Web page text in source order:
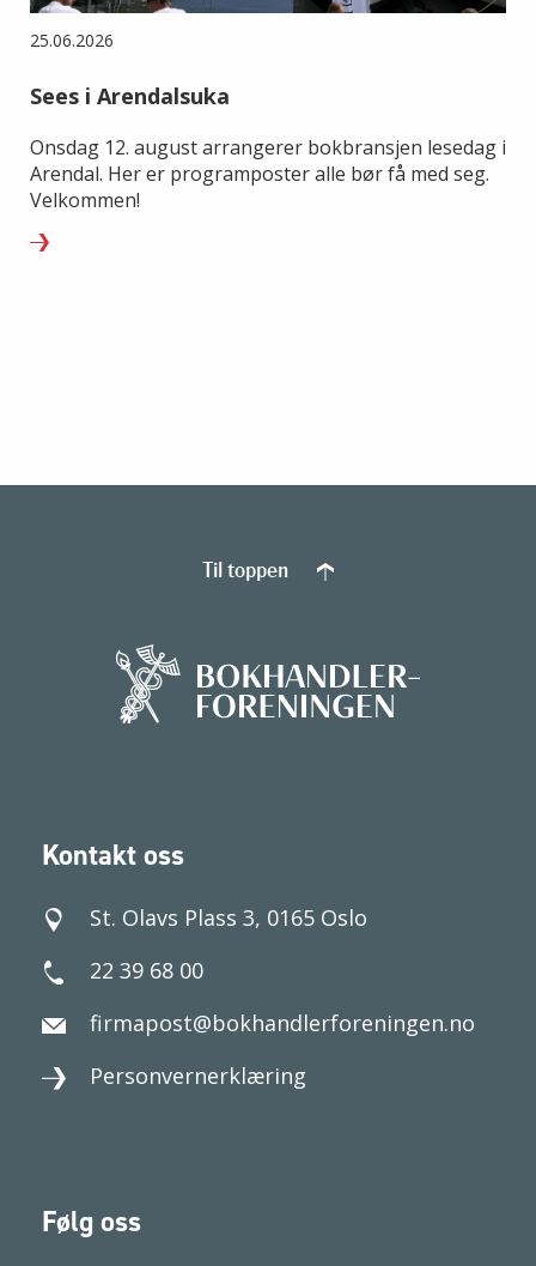
25.06.2026
Sees i Arendalsuka
Onsdag 12. august arrangerer bokbransjen lesedag i
Arendal. Her er programposter alle bør få med seg.
Velkommen!
Kontakt oss
St. Olavs Plass 3, 0165 Oslo
22 39 68 00
firmapost@bokhandlerforeningen.no
Personvernerklæring
Følg oss
Til toppen